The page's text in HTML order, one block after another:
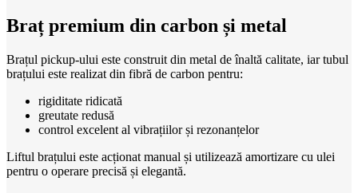
Braț premium din carbon și metal
Brațul pickup-ului este construit din metal de înaltă calitate, iar tubul
brațului este realizat din fibră de carbon pentru:
rigiditate ridicată
greutate redusă
control excelent al vibrațiilor și rezonanțelor
Liftul brațului este acționat manual și utilizează amortizare cu ulei
pentru o operare precisă și elegantă.